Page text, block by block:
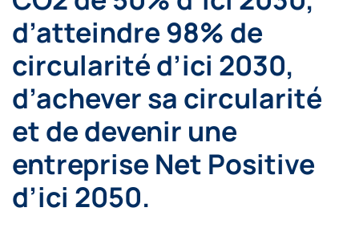
d’atteindre 98% de
circularité d’ici 2030,
d’achever sa circularité
et de devenir une
entreprise Net Positive
d’ici 2050.